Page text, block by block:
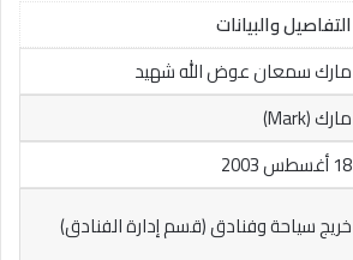
التفاصيل والبيانات
مارك سمعان عوض الله شهيد
مارك (Mark)
18 أغسطس 2003
خريج سياحة وفنادق (قسم إدارة الفنادق)